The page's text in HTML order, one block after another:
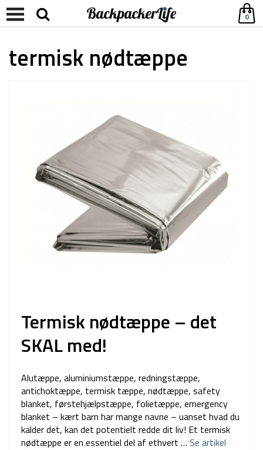
0
termisk nødtæppe
Termisk nødtæppe – det
SKAL med!
Alutæppe, aluminiumstæppe, redningstæppe,
antichoktæppe, termisk tæppe, nødtæppe, safety
blanket, førstehjælpstæppe, folietæppe, emergency
blanket – kært barn har mange navne – uanset hvad du
kalder det, kan det potentielt redde dit liv! Et termisk
nødtæppe er en essentiel del af ethvert … Se artikel